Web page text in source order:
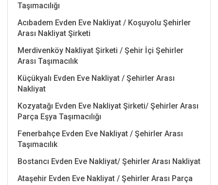
Taşımacılığı
Acıbadem Evden Eve Nakliyat / Koşuyolu Şehirler
Arası Nakliyat Şirketi
Merdivenköy Nakliyat Şirketi / Şehir İçi Şehirler
Arası Taşımacılık
Küçükyalı Evden Eve Nakliyat / Şehirler Arası
Nakliyat
Kozyatağı Evden Eve Nakliyat Şirketi/ Şehirler Arası
Parça Eşya Taşımacılığı
Fenerbahçe Evden Eve Nakliyat / Şehirler Arası
Taşımacılık
Bostancı Evden Eve Nakliyat/ Şehirler Arası Nakliyat
Ataşehir Evden Eve Nakliyat / Şehirler Arası Parça